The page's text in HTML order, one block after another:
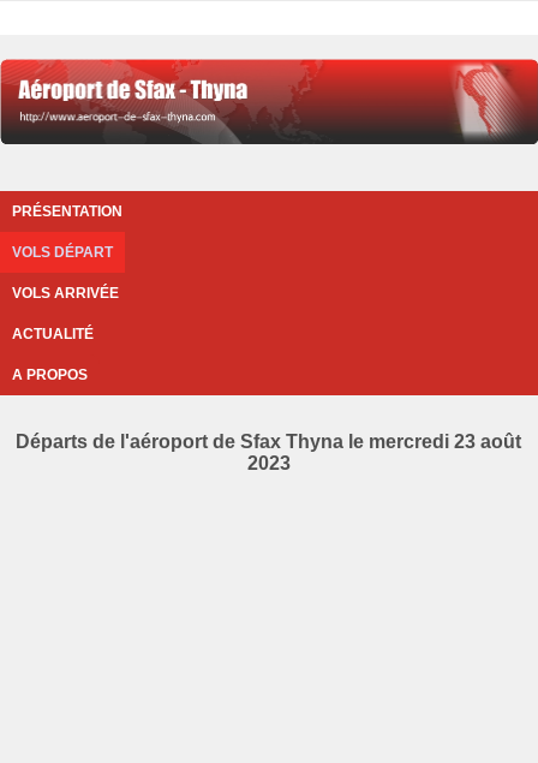
PRÉSENTATION
VOLS DÉPART
VOLS ARRIVÉE
ACTUALITÉ
A PROPOS
Départs de l'aéroport de Sfax Thyna le mercredi 23 août
2023